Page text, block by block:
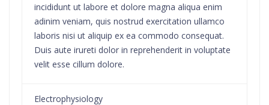
incididunt ut labore et dolore magna aliqua enim
adinim veniam, quis nostrud exercitation ullamco
laboris nisi ut aliquip ex ea commodo consequat.
Duis aute irureti dolor in reprehenderit in voluptate
velit esse cillum dolore.
Electrophysiology